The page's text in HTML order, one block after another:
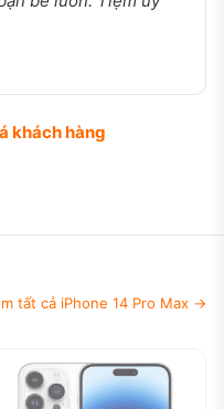
khách hàng
tất cả iPhone 14 Pro Max →